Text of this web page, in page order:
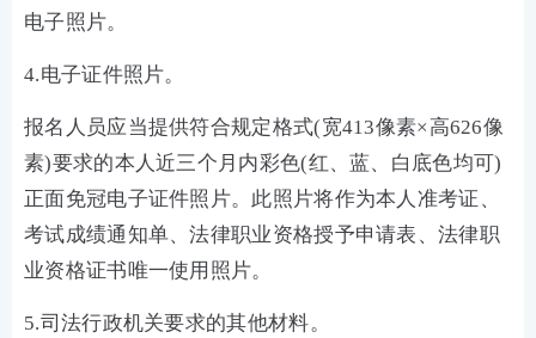
电子照片。
4.电子证件照片。
报名人员应当提供符合规定格式(宽413像素×高626像
素)要求的本人近三个月内彩色(红、蓝、白底色均可)
正面免冠电子证件照片。此照片将作为本人准考证、
考试成绩通知单、法律职业资格授予申请表、法律职
业资格证书唯一使用照片。
5.司法行政机关要求的其他材料。